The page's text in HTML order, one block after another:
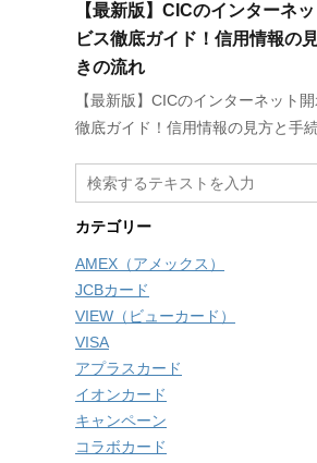
【最新版】CICのインターネ
ビス徹底ガイド！信用情報の
きの流れ
【最新版】CICのインターネット
徹底ガイド！信用情報の見方と手続
カテゴリー
AMEX（アメックス）
JCBカード
VIEW（ビューカード）
VISA
アプラスカード
イオンカード
キャンペーン
コラボカード